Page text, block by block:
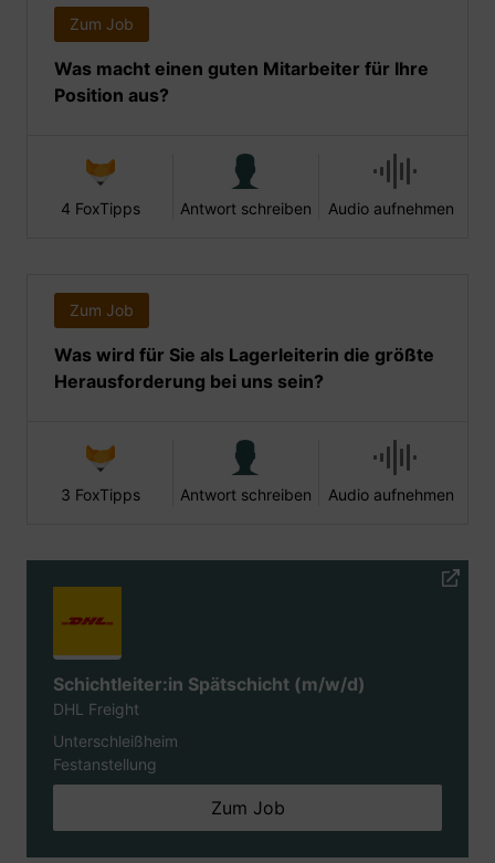
Zum Job
Was macht einen guten Mitarbeiter für Ihre
Position aus?
4 FoxTipps Antwort schreiben Audio aufnehmen
Zum Job
Was wird für Sie als Lagerleiterin die größte
Herausforderung bei uns sein?
3 FoxTipps Antwort schreiben Audio aufnehmen
Schichtleiter:in Spätschicht (m/w/d)
DHL Freight
Unterschleißheim
Festanstellung
Zum Job